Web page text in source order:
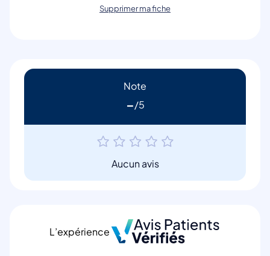
Supprimer ma fiche
Note
-
Aucun avis
L’expérience